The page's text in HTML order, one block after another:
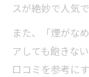
スが絶妙で人気で
また、「煙がな
アしても飽きな
口コミを参考に